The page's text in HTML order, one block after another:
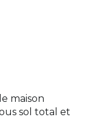
maison
sol total et